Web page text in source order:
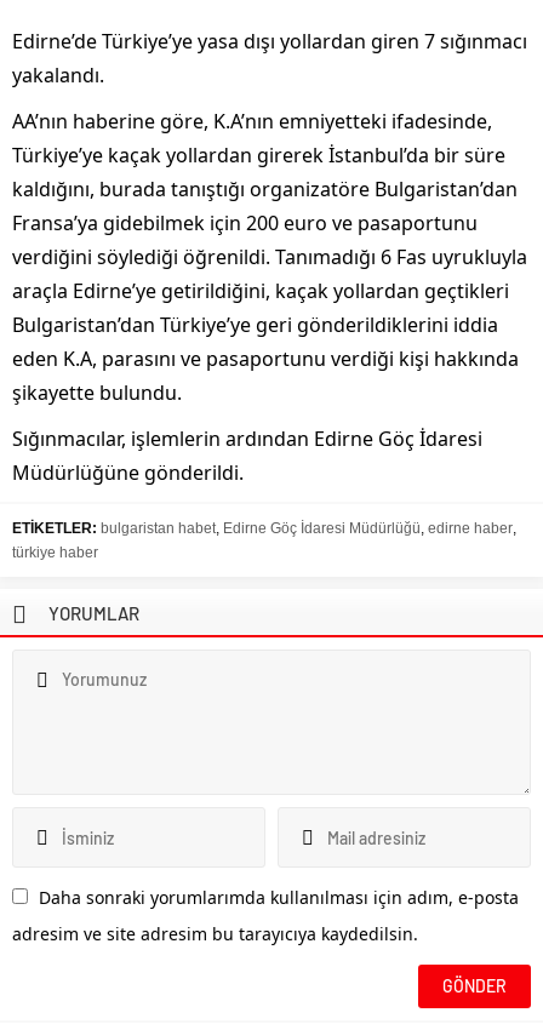
Edirne’de Türkiye’ye yasa dışı yollardan giren 7 sığınmacı
yakalandı.
AA’nın haberine göre, K.A’nın emniyetteki ifadesinde,
Türkiye’ye kaçak yollardan girerek İstanbul’da bir süre
kaldığını, burada tanıştığı organizatöre Bulgaristan’dan
Fransa’ya gidebilmek için 200 euro ve pasaportunu
verdiğini söylediği öğrenildi. Tanımadığı 6 Fas uyrukluyla
araçla Edirne’ye getirildiğini, kaçak yollardan geçtikleri
Bulgaristan’dan Türkiye’ye geri gönderildiklerini iddia
eden K.A, parasını ve pasaportunu verdiği kişi hakkında
şikayette bulundu.
Sığınmacılar, işlemlerin ardından Edirne Göç İdaresi
Müdürlüğüne gönderildi.
ETİKETLER: bulgaristan habet, Edirne Göç İdaresi Müdürlüğü, edirne haber,
türkiye haber
YORUMLAR
Daha sonraki yorumlarımda kullanılması için adım, e-posta
adresim ve site adresim bu tarayıcıya kaydedilsin.